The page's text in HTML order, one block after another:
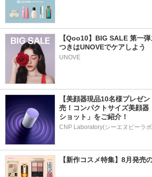
【Qoo10】BIG SALE 第一
つきはUNOVEでケアしよう
UNOVE
【美顔器現品10名様プレゼ
売！コンパクトサイズ美顔器
ショット」をご紹介！
CNP Laboratory(シーエヌピーラ
【新作コスメ特集】8月発売